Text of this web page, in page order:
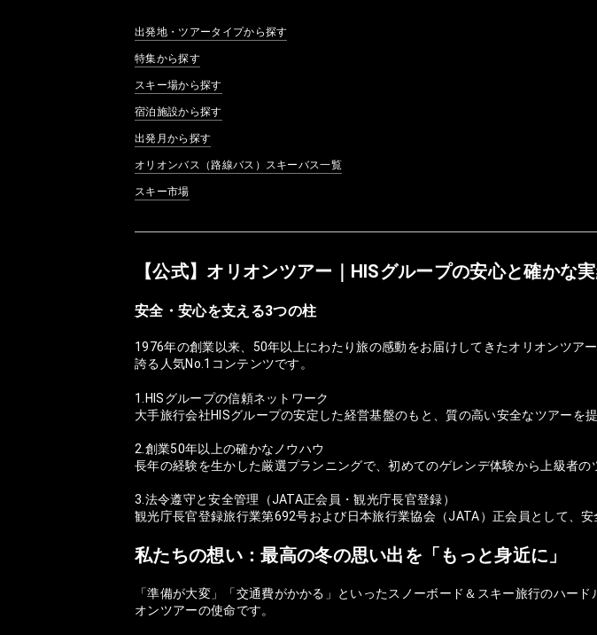
出発地・ツアータイプから探す
特集から探す
スキー場から探す
宿泊施設から探す
出発月から探す
オリオンバス（路線バス）スキーバス一覧
スキー市場
【公式】オリオンツアー｜HISグループの安心と確かな
安全・安心を支える3つの柱
1976年の創業以来、50年以上にわたり旅の感動をお届けしてきたオリオンツア
誇る人気No.1コンテンツです。
1.HISグループの信頼ネットワーク
大手旅行会社HISグループの安定した経営基盤のもと、質の高い安全なツアーを提
2.創業50年以上の確かなノウハウ
長年の経験を生かした厳選プランニングで、初めてのゲレンデ体験から上級者の
3.法令遵守と安全管理（JATA正会員・観光庁長官登録）
観光庁長官登録旅行業第692号および日本旅行業協会（JATA）正会員として、
私たちの想い：最高の冬の思い出を「もっと身近に」
「準備が大変」「交通費がかかる」といったスノーボード＆スキー旅行のハー
オンツアーの使命です。